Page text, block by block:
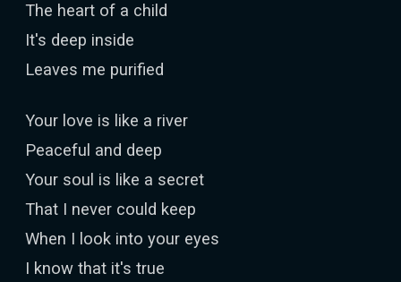
The heart of a child
It's deep inside
Leaves me purified
Your love is like a river
Peaceful and deep
Your soul is like a secret
That I never could keep
When I look into your eyes
I know that it's true